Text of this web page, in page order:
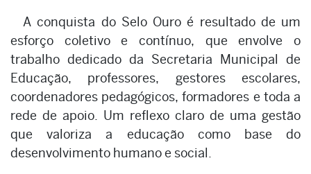
A conquista do Selo Ouro é resultado de um
esforço coletivo e contínuo, que envolve o
trabalho dedicado da Secretaria Municipal de
Educação, professores, gestores escolares,
coordenadores pedagógicos, formadores e toda a
rede de apoio. Um reflexo claro de uma gestão
que valoriza a educação como base do
desenvolvimento humano e social.